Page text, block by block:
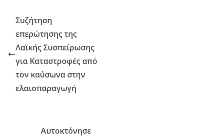
Συζήτηση
επερώτησης της
Λαϊκής Συσπείρωσης
για Καταστροφές από
τον καύσωνα στην
ελαιοπαραγωγή
Αυτοκτόνησε